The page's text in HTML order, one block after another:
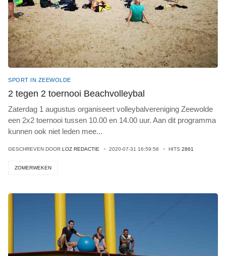
SPORT IN ZEEWOLDE
2 tegen 2 toernooi Beachvolleybal
Zaterdag 1 augustus organiseert volleybalvereniging Zeewolde
een 2x2 toernooi tussen 10.00 en 14.00 uur. Aan dit programma
kunnen ook niet leden mee...
GESCHREVEN DOOR LOZ REDACTIE 2020-07-31 16:59:58 HITS 2861
ZOMERWEKEN